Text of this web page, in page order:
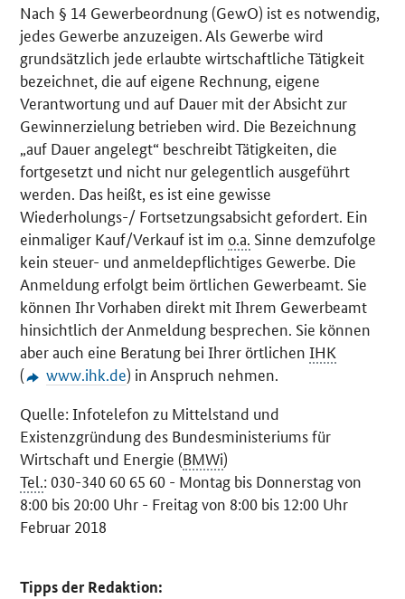
Nach § 14 Gewerbeordnung (GewO) ist es notwendig,
jedes Gewerbe anzuzeigen. Als Gewerbe wird
grundsätzlich jede erlaubte wirtschaftliche Tätigkeit
bezeichnet, die auf eigene Rechnung, eigene
Verantwortung und auf Dauer mit der Absicht zur
Gewinnerzielung betrieben wird. Die Bezeichnung
„auf Dauer angelegt“ beschreibt Tätigkeiten, die
fortgesetzt und nicht nur gelegentlich ausgeführt
werden. Das heißt, es ist eine gewisse
Wiederholungs-/ Fortsetzungsabsicht gefordert. Ein
einmaliger Kauf/Verkauf ist imo.a. Sinne demzufolge
kein steuer- und anmeldepflichtiges Gewerbe. Die
Anmeldung erfolgt beim örtlichen Gewerbeamt. Sie
können Ihr Vorhaben direkt mit Ihrem Gewerbeamt
hinsichtlich der Anmeldung besprechen. Sie können
aber auch eine Beratung bei Ihrer örtlichenIHK
(
www.ihk.de) in Anspruch nehmen.
Quelle: Infotelefon zu Mittelstand und
Existenzgründung des Bundesministeriums für
Wirtschaft und Energie (BMWi)
Tel.: 030-340 60 65 60 - Montag bis Donnerstag von
8:00 bis 20:00 Uhr - Freitag von 8:00 bis 12:00 Uhr
Februar 2018
Tipps der Redaktion: